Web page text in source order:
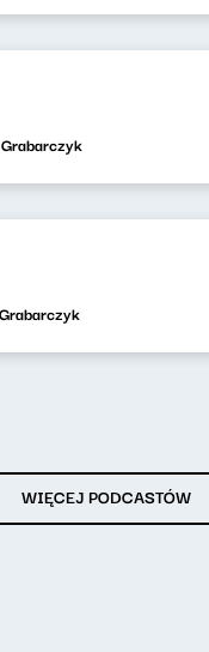
WIĘCEJ PODCASTÓW